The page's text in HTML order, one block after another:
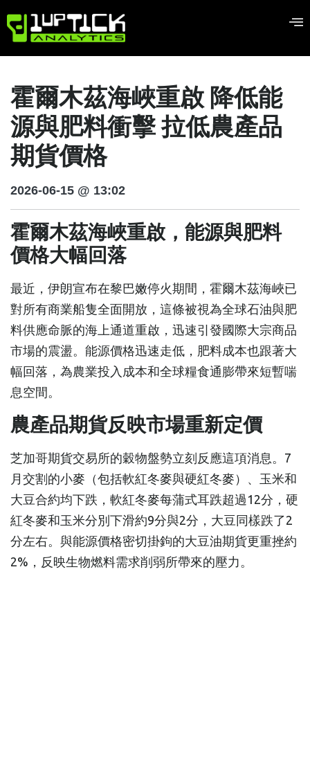
霍爾木茲海峽重啟 降低能
源與肥料衝擊 拉低農產品
期貨價格
2026-06-15 @ 13:02
霍爾木茲海峽重啟，能源與肥料
價格大幅回落
最近，伊朗宣布在黎巴嫩停火期間，霍爾木茲海峽已
對所有商業船隻全面開放，這條被視為全球石油與肥
料供應命脈的海上通道重啟，迅速引發國際大宗商品
市場的震盪。能源價格迅速走低，肥料成本也跟著大
幅回落，為農業投入成本和全球糧食通膨帶來短暫喘
息空間。
農產品期貨反映市場重新定價
芝加哥期貨交易所的穀物盤勢立刻反應這項消息。7
月交割的小麥（包括軟紅冬麥與硬紅冬麥）、玉米和
大豆合約均下跌，軟紅冬麥每蒲式耳跌超過12分，硬
紅冬麥和玉米分別下滑約9分與2分，大豆同樣跌了2
分左右。與能源價格密切掛鉤的大豆油期貨更重挫約
2%，反映生物燃料需求削弱所帶來的壓力。